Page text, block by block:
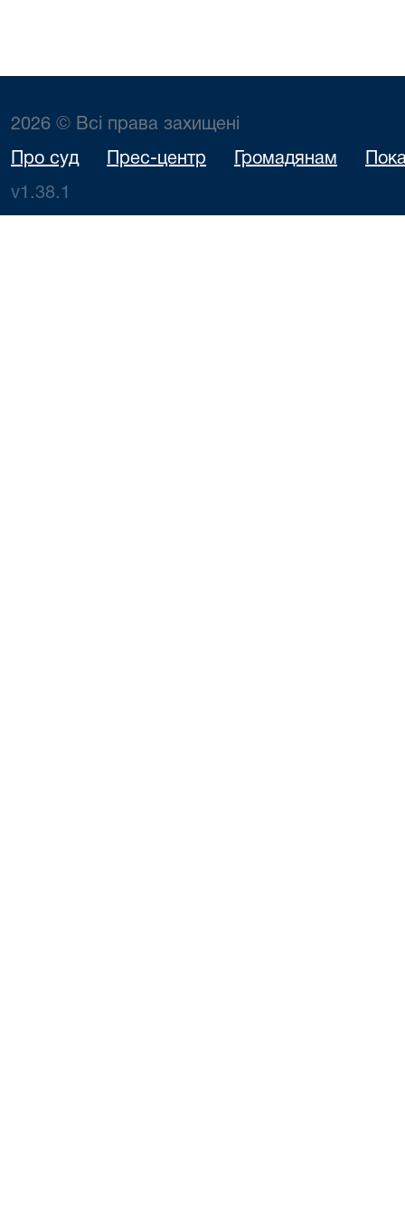
2026 © Всі права захищені
Про суд Прес-центр Громадянам
v1.38.1